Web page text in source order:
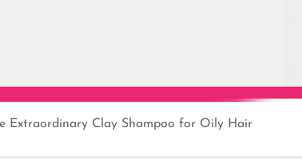
Extraordinary Clay Shampoo for Oily Hair